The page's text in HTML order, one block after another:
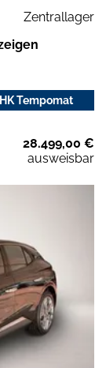
Zentrallager
Tempomat
28.499,00 €
ausweisbar